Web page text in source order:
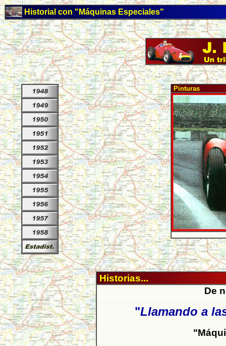
Historial con "Máquinas Especiales"
Pinturas
Historias...
De
"Llamando a